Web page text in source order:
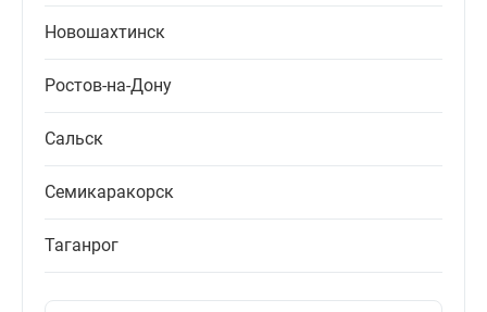
Новошахтинск
Ростов-на-Дону
Сальск
Семикаракорск
Таганрог